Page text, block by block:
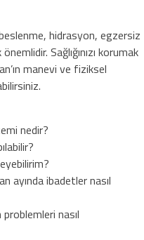
hidrasyon, egzersiz
Sağlığınızı korumak
manevi ve fiziksel
nedir?
ayında ibadetler nasıl
nasıl